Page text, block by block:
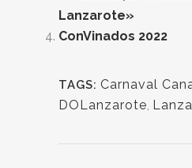
Lanzarote»
ConVinados 2022
TAGS: Carnaval
DOLanzarote,